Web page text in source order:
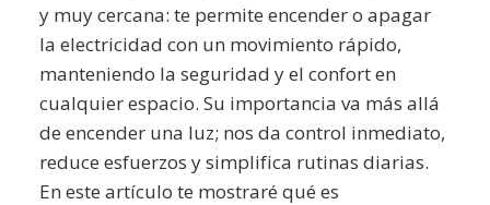
y muy cercana: te permite encender o apagar
la electricidad con un movimiento rápido,
manteniendo la seguridad y el confort en
cualquier espacio. Su importancia va más allá
de encender una luz; nos da control inmediato,
reduce esfuerzos y simplifica rutinas diarias.
En este artículo te mostraré qué es